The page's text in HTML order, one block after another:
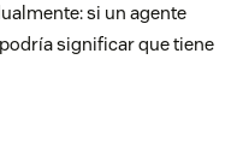
si un agente
significar que tiene